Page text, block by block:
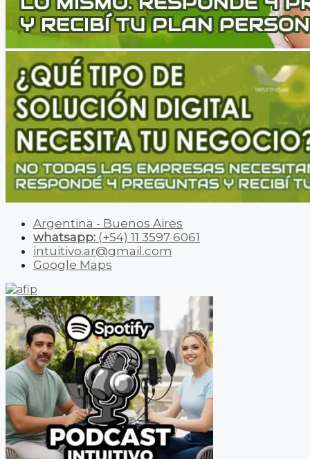
Argentina - Buenos Aires
whatsapp: (+54) 11 3597 6061
intuitivo.ar@gmail.com
Google Maps